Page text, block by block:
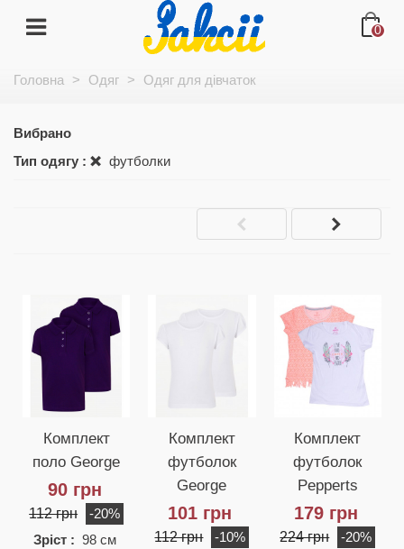
0
Головна > Одяг > Одяг для дівчаток
Вибрано
Тип одягу :
футболки
Комплект
поло George
90 грн
112 грн
-20%
Зріст : 98 см
Комплект
футболок
George
101 грн
112 грн
-10%
Комплект
футболок
Pepperts
179 грн
224 грн
-20%